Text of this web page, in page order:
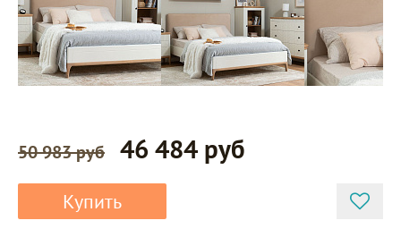
50 983 руб 46 484 руб
Купить